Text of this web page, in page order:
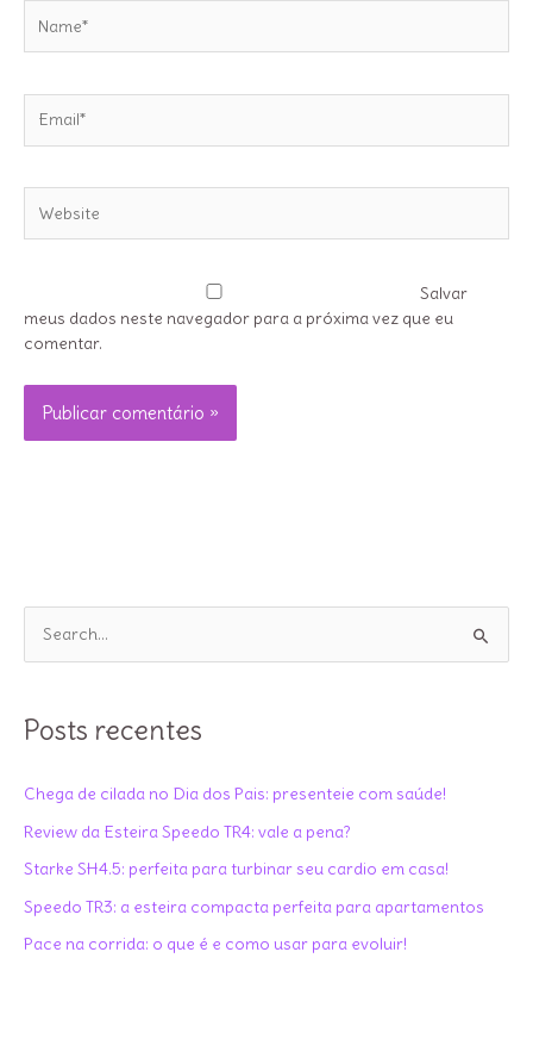
Salvar
meus dados neste navegador para a próxima vez que eu
comentar.
q
i
s
o
Posts recentes
Chega de cilada no Dia dos Pais: presenteie com saúde!
Review da Esteira Speedo TR4: vale a pena?
Starke SH4.5: perfeita para turbinar seu cardio em casa!
Speedo TR3: a esteira compacta perfeita para apartamentos
Pace na corrida: o que é e como usar para evoluir!